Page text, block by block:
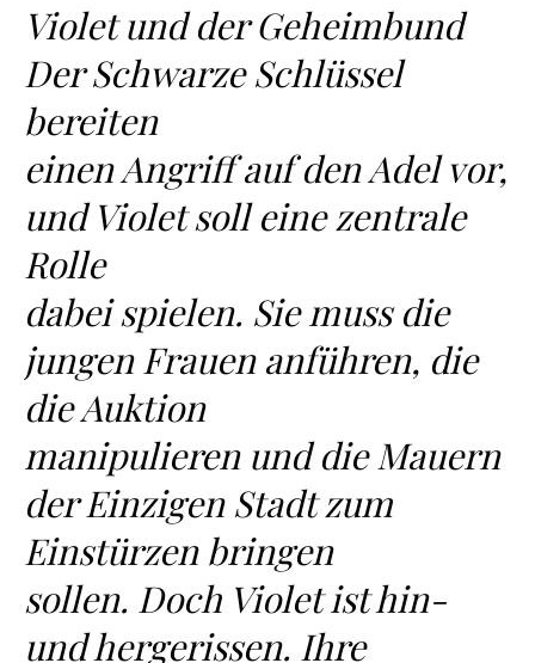
Violet und der Geheimbund
Der Schwarze Schlüssel
bereiten
einen Angriff auf den Adel vor,
und Violet soll eine zentrale
Rolle
dabei spielen. Sie muss die
jungen Frauen anführen, die
die Auktion
manipulieren und die Mauern
der Einzigen Stadt zum
Einstürzen bringen
sollen. Doch Violet ist hin-
und hergerissen. Ihre